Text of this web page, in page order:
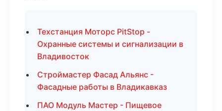
Техстанция Моторс PitStop -
Охранные системы и сигнализации в
Владивосток
Строймастер Фасад Альянс -
Фасадные работы в Владикавказ
ПАО Модуль Мастер - Пищевое